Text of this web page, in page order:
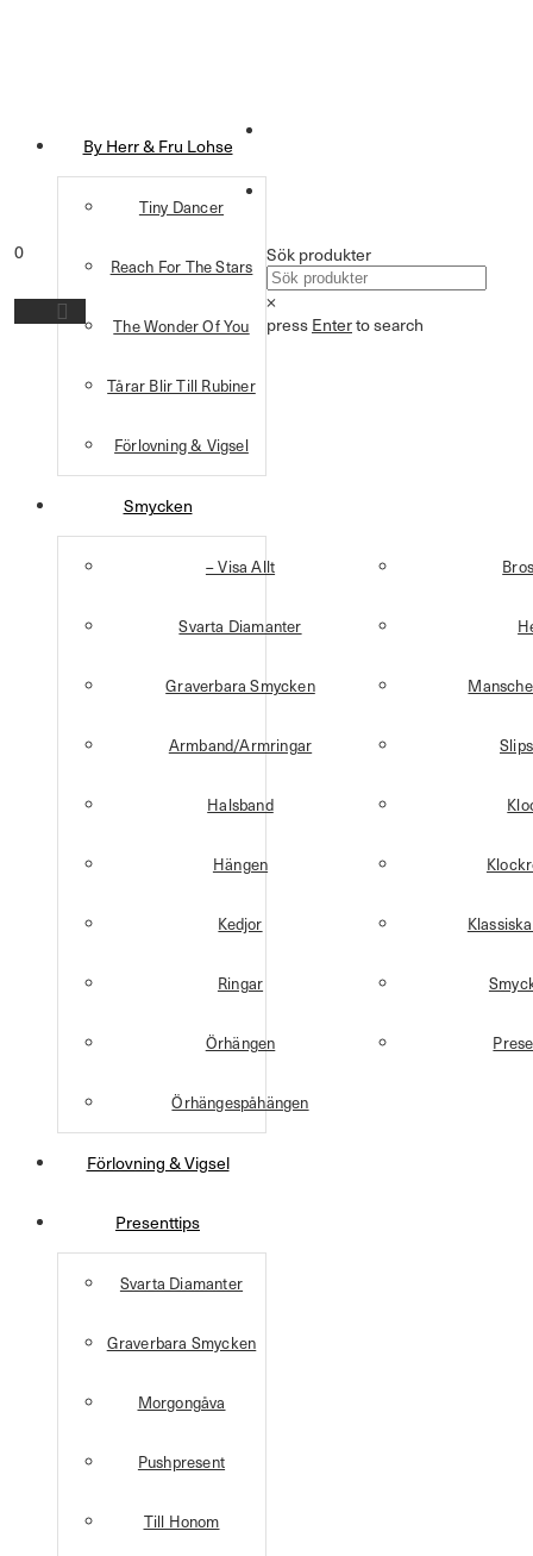
By Herr & Fru Lohse
Tiny Dancer
Reach For The Stars
The Wonder Of You
Tårar Blir Till Rubiner
Förlovning & Vigsel
Smycken
– Visa Allt
Svarta Diamanter
Graverbara Smycken
Armband/Armringar
Halsband
Hängen
Kedjor
Ringar
Örhängen
Örhängespåhängen
Förlovning & Vigsel
Presenttips
Svarta Diamanter
Graverbara Smycken
Morgongåva
Pushpresent
Till Honom
0 Sök produkter
×
press Enterto search